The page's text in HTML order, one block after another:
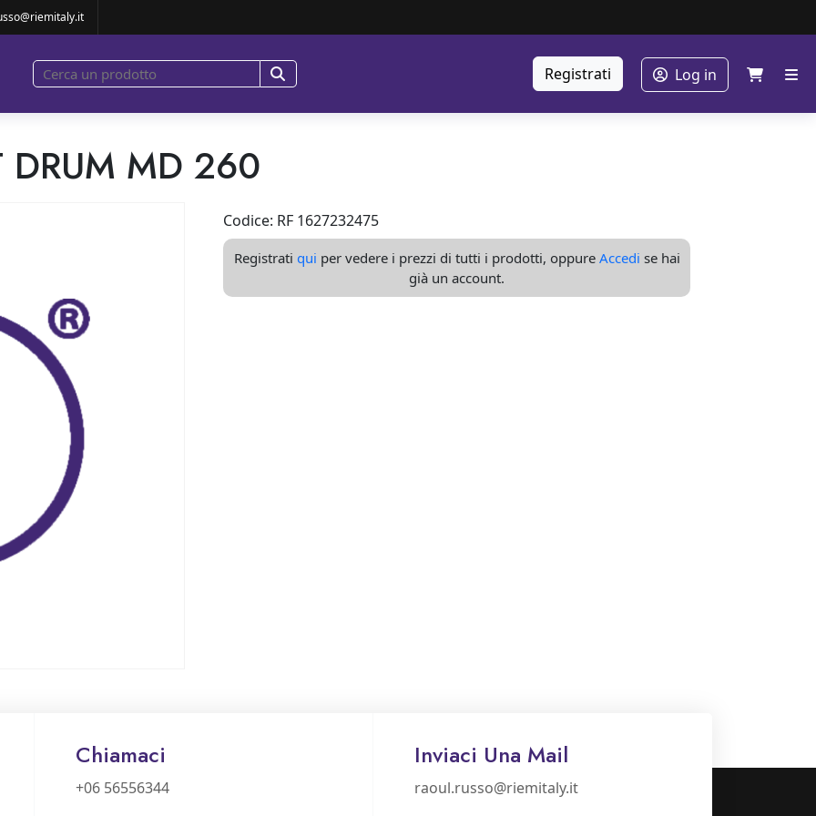
Registrati Log in
DRUM MD 260
DRUM MD 260
Codice: RF 1627232475
Registrati qui per vedere i prezzi di tutti i prodotti, oppure Accedi se hai
già un account.
Chiamaci
+06 56556344
Inviaci Una Mail
raoul.russo@riemitaly.it